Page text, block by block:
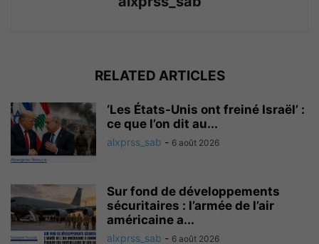
RELATED ARTICLES
‘Les États-Unis ont freiné Israël’ :
ce que l’on dit au...
alxprss_sab - 6 août 2026
Sur fond de développements
sécuritaires : l’armée de l’air
américaine a...
alxprss_sab - 6 août 2026